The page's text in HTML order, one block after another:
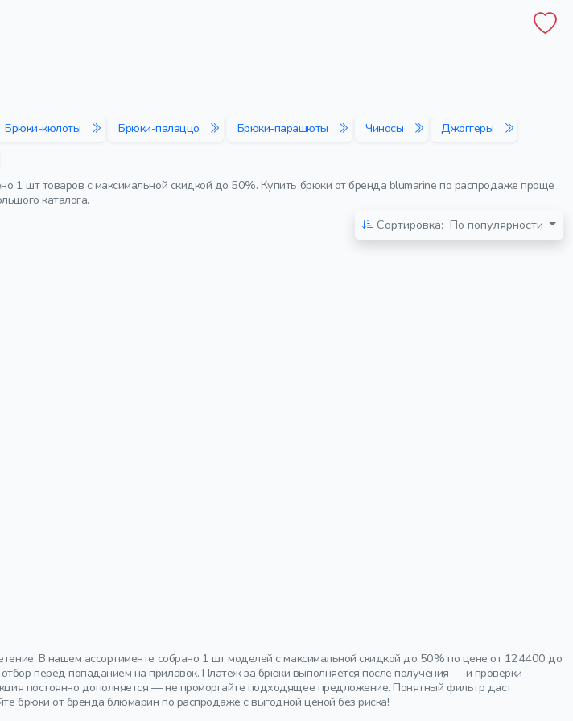
Брюки-кюлоты Брюки-палаццо Брюки-парашюты Чиносы
Джоггеры
1 шт товаров с максимальной скидкой до 50%. Купить брюки от бренда blumarine по распродаже проще
каталога.
Сортировка: По популярности
В нашем ассортименте собрано 1 шт моделей с максимальной скидкой до 50% по цене от 124400 до
перед попаданием на прилавок. Платеж за брюки выполняется после получения — и проверки
постоянно дополняется — не проморгайте подходящее предложение. Понятный фильтр даст
брюки от бренда блюмарин по распродаже с выгодной ценой без риска!